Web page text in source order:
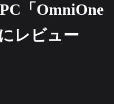
「OmniOne
レビュー